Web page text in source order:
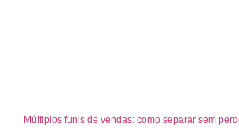
Múltiplos funis de vendas: como separar sem